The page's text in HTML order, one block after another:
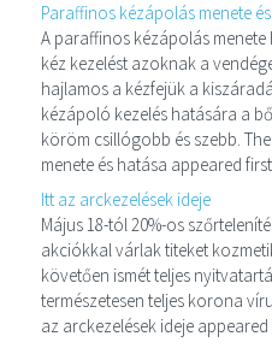
Paraffinos kézápolás menete
A paraffinos kézápolás
kéz kezelést azoknak a
hajlamos a kézfejük a
kézápoló kezelés hatására a
köröm csillógobb és szebb.
menete és hatása appeared
Itt az arckezelések ideje
Május 18-tól 20%-os
akciókkal várlak titeket
követően ismét teljes
természetesen teljes korona
az arckezelések ideje